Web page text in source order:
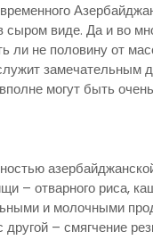
сыром виде. Да и во
ли не половину от
замечательным
могут быть
– отварного риса,
и молочными
другой – смягчение